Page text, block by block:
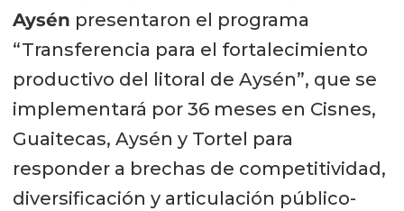
Aysén presentaron el programa
“Transferencia para el fortalecimiento
productivo del litoral de Aysén”, que se
implementará por 36 meses en Cisnes,
Guaitecas, Aysén y Tortel para
responder a brechas de competitividad,
diversificación y articulación público-